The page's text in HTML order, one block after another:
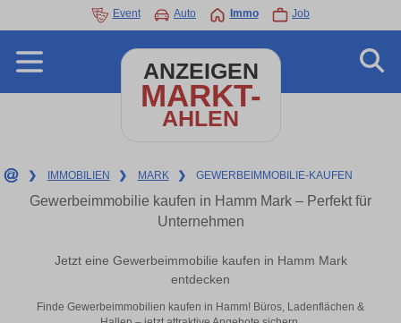
Event Auto Immo Job
ANZEIGEN
MARKT-
AHLEN
❯ IMMOBILIEN ❯ MARK ❯ GEWERBEIMMOBILIE-KAUFEN
Gewerbeimmobilie kaufen in Hamm Mark – Perfekt für
Unternehmen
Jetzt eine Gewerbeimmobilie kaufen in Hamm Mark
entdecken
Finde Gewerbeimmobilien kaufen in Hamm! Büros, Ladenflächen &